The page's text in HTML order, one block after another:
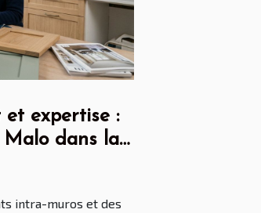
et expertise :
Malo dans la
intra-muros et des